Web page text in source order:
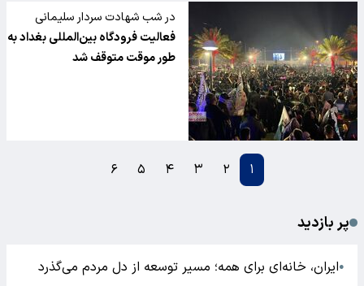
در شب شهادت سردار سلیمانی
فرودگاه صحنه خشم مردم عراق از
آمریکا شد
فعالیت فرودگاه بین‌المللی بغداد به
طور موقت متوقف شد
۱ ۲ ۳ ۴ ۵ ۶
پر بازدید
●ایران، خانه‌ای برای همه؛ مسیر توسعه از دل مردم می‌گذرد